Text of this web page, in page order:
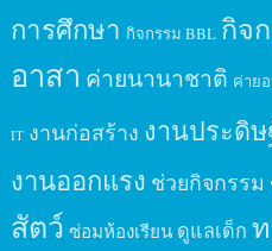
การศึกษา กิจกรรม BBL กิจ
อาสา ค่ายนานาชาติ ค่าย
IT งานก่อสร้าง งานประดิษ
งานออกแรง ช่วยกิจกรรม
สัตว์ ซ่อมห้องเรียน ดูแลเด็ก